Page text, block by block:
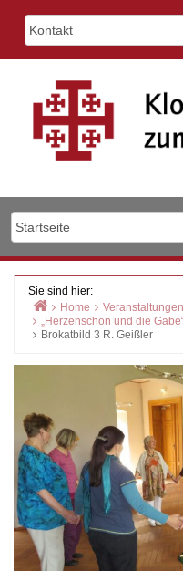
Sie sind hier:
Home
Veranstaltungen
„Herzenschön und die
Brokatbild 3 R. Geißler